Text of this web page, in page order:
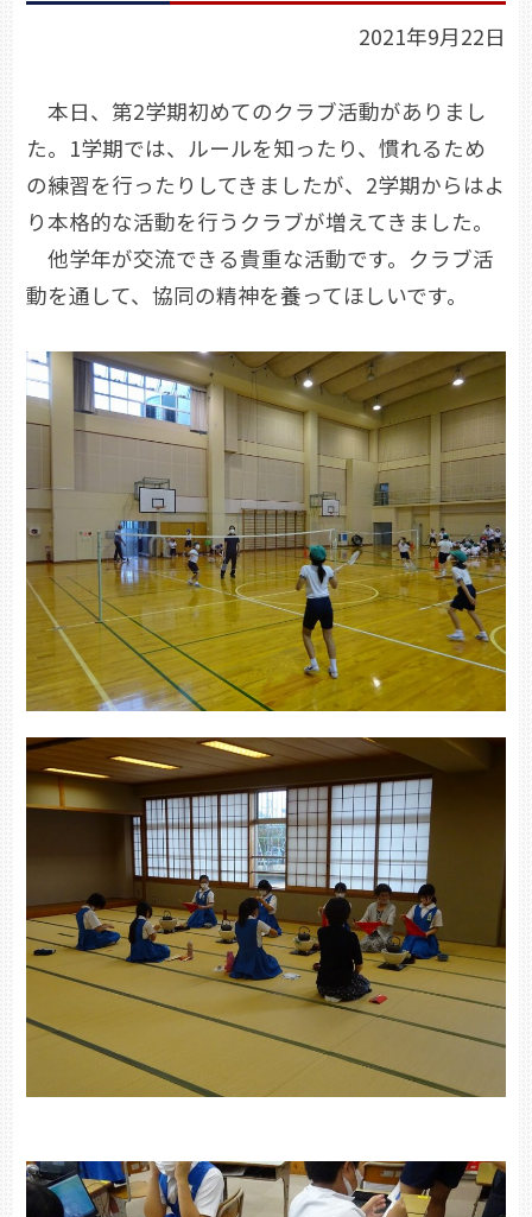
2021年9月22日
本日、第2学期初めてのクラブ活動がありまし
た。1学期では、ルールを知ったり、慣れるため
の練習を行ったりしてきましたが、2学期からはよ
り本格的な活動を行うクラブが増えてきました。
他学年が交流できる貴重な活動です。クラブ活
動を通して、協同の精神を養ってほしいです。